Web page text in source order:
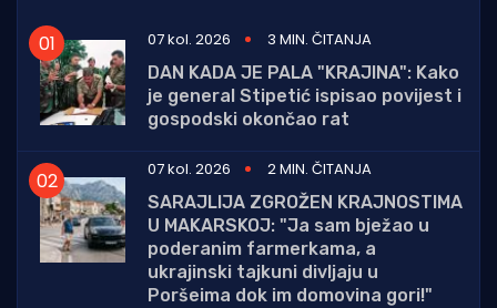
07 kol. 2026
3 MIN. ČITANJA
DAN KADA JE PALA "KRAJINA": Kako
je general Stipetić ispisao povijest i
gospodski okončao rat
07 kol. 2026
2 MIN. ČITANJA
SARAJLIJA ZGROŽEN KRAJNOSTIMA
U MAKARSKOJ: "Ja sam bježao u
poderanim farmerkama, a
ukrajinski tajkuni divljaju u
Poršeima dok im domovina gori!"